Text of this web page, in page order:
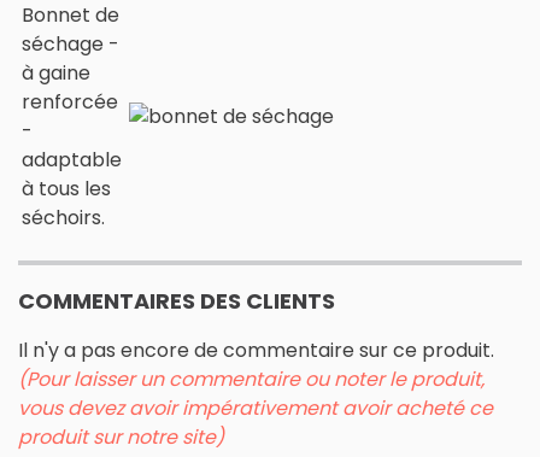
Bonnet de
séchage -
à gaine
renforcée
-
adaptable
à tous les
séchoirs.
COMMENTAIRES DES CLIENTS
Il n'y a pas encore de commentaire sur ce produit.
(Pour laisser un commentaire ou noter le produit,
vous devez avoir impérativement avoir acheté ce
produit sur notre site)